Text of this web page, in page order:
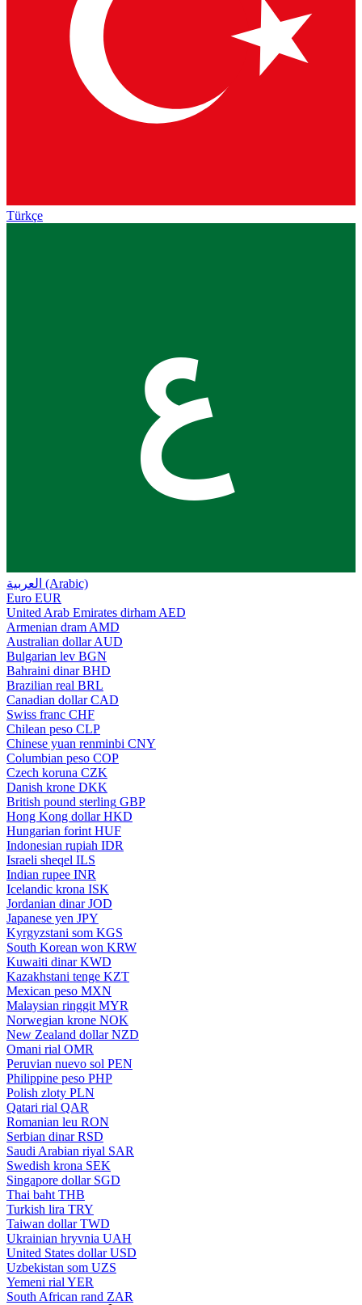
Türkçe
ع
العربية (Arabic)
Euro EUR
United Arab Emirates dirham AED
Armenian dram AMD
Australian dollar AUD
Bulgarian lev BGN
Bahraini dinar BHD
Brazilian real BRL
Canadian dollar CAD
Swiss franc CHF
Chilean peso CLP
Chinese yuan renminbi CNY
Columbian peso COP
Czech koruna CZK
Danish krone DKK
British pound sterling GBP
Hong Kong dollar HKD
Hungarian forint HUF
Indonesian rupiah IDR
Israeli sheqel ILS
Indian rupee INR
Icelandic krona ISK
Jordanian dinar JOD
Japanese yen JPY
Kyrgyzstani som KGS
South Korean won KRW
Kuwaiti dinar KWD
Kazakhstani tenge KZT
Mexican peso MXN
Malaysian ringgit MYR
Norwegian krone NOK
New Zealand dollar NZD
Omani rial OMR
Peruvian nuevo sol PEN
Philippine peso PHP
Polish zloty PLN
Qatari rial QAR
Romanian leu RON
Serbian dinar RSD
Saudi Arabian riyal SAR
Swedish krona SEK
Singapore dollar SGD
Thai baht THB
Turkish lira TRY
Taiwan dollar TWD
Ukrainian hryvnia UAH
United States dollar USD
Uzbekistan som UZS
Yemeni rial YER
South African rand ZAR